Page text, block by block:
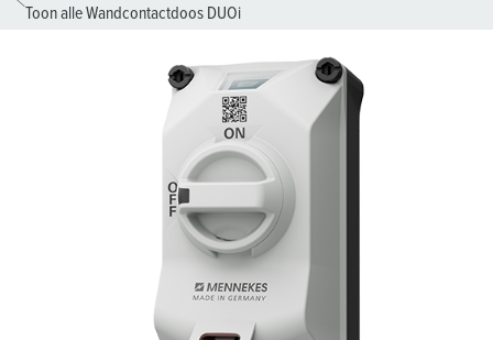
Toon alle Wandcontactdoos DUOi